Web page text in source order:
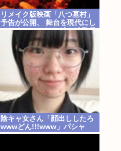
リメイク版映画「八つ墓村」
予告が公開、 舞台を現代にし
てしまってかなりダメダ 監督
は清水崇
陰キャ女さん「顔出ししたろ
wwwどん!!!www」パシャ